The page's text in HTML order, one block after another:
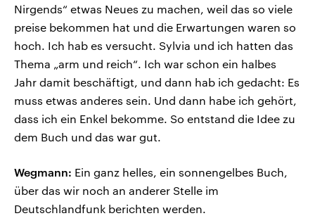
Nirgends“ etwas Neues zu machen, weil das so viele
preise bekommen hat und die Erwartungen waren so
hoch. Ich hab es versucht. Sylvia und ich hatten das
Thema „arm und reich“. Ich war schon ein halbes
Jahr damit beschäftigt, und dann hab ich gedacht: Es
muss etwas anderes sein. Und dann habe ich gehört,
dass ich ein Enkel bekomme. So entstand die Idee zu
dem Buch und das war gut.
Wegmann: Ein ganz helles, ein sonnengelbes Buch,
über das wir noch an anderer Stelle im
Deutschlandfunk berichten werden.